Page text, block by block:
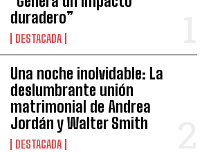
duradero”
DESTACADA
Una noche inolvidable: La
deslumbrante unión
matrimonial de Andrea
Jordán y Walter Smith
DESTACADA